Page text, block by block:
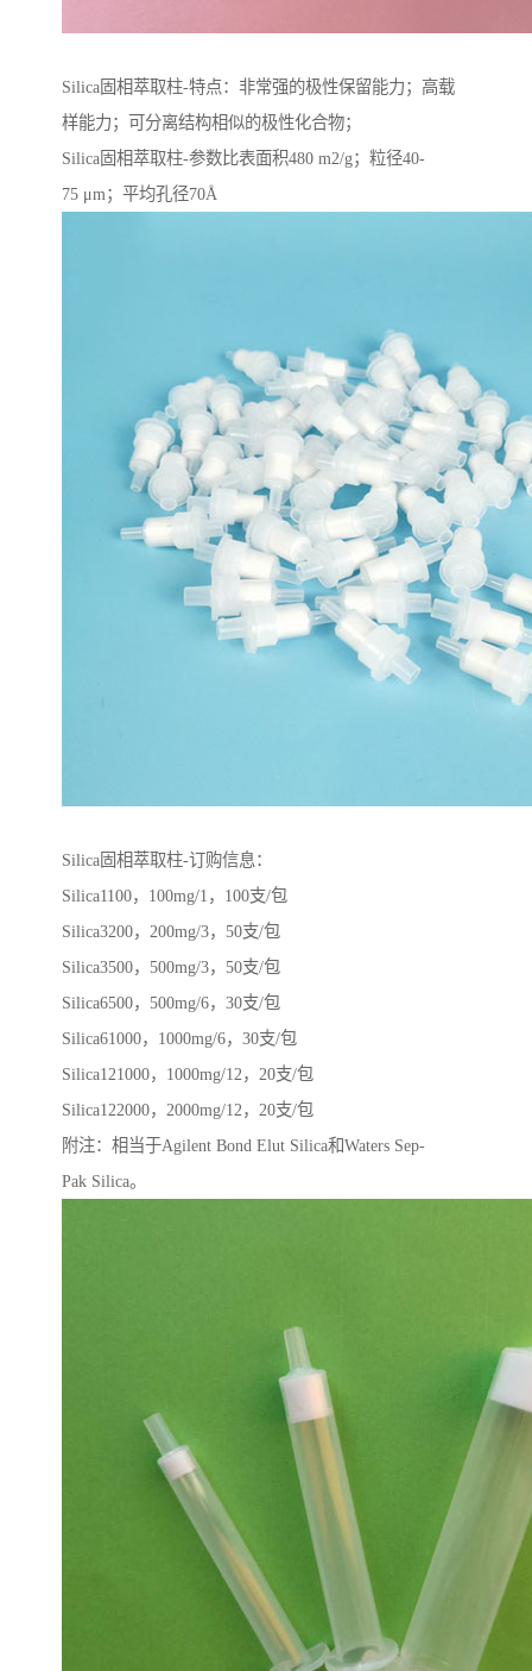
Silica固相萃取柱-特点：非常强的极性保留能力；高载
样能力；可分离结构相似的极性化合物；
Silica固相萃取柱-参数比表面积480 m2/g；粒径40-
75 μm；平均孔径70Å
Silica固相萃取柱-订购信息：
Silica1100，100mg/1，100支/包
Silica3200，200mg/3，50支/包
Silica3500，500mg/3，50支/包
Silica6500，500mg/6，30支/包
Silica61000，1000mg/6，30支/包
Silica121000，1000mg/12，20支/包
Silica122000，2000mg/12，20支/包
附注：相当于Agilent Bond Elut Silica和Waters Sep-
Pak Silica。